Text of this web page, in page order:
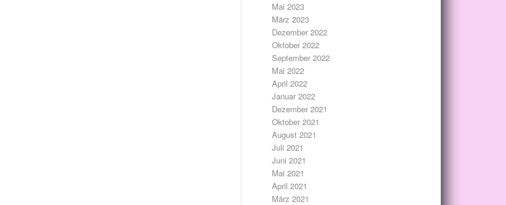
Mai 2023
März 2023
Dezember 2022
Oktober 2022
September 2022
Mai 2022
April 2022
Januar 2022
Dezember 2021
Oktober 2021
August 2021
Juli 2021
Juni 2021
Mai 2021
April 2021
März 2021